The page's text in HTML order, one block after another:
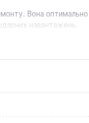
Вона
навантажень.